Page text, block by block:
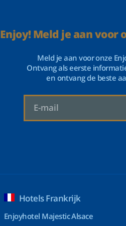
Enjoy! Meld je aan voor
Meld je aan voor onze
Ontvang als eerste
en ontvang de beste
Hotels Frankrijk
Enjoyhotel Majestic Alsace